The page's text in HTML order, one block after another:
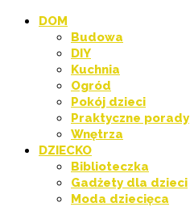
DOM
Budowa
DIY
Kuchnia
Ogród
Pokój dzieci
Praktyczne porady
Wnętrza
DZIECKO
Biblioteczka
Gadżety dla dzieci
Moda dziecięca